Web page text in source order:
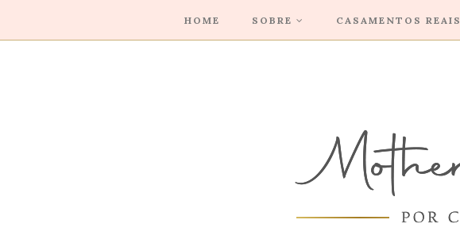
HOME SOBRE CASAMENTOS REAIS